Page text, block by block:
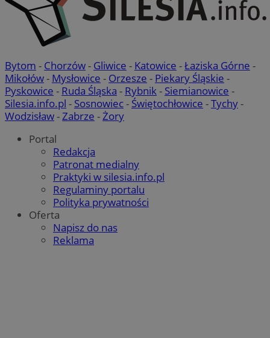
Bytom - Chorzów- Gliwice - Katowice -Łaziska Górne -
Mikołów- Mysłowice - Orzesze - Piekary Śląskie -
Pyskowice - Ruda Śląska - Rybnik- Siemianowice -
Silesia.info.pl - Sosnowiec- Świętochłowice -Tychy-
Wodzisław-Zabrze -Żory
Portal
Redakcja
Patronat medialny
Praktyki w silesia.info.pl
Regulaminy portalu
Polityka prywatności
Oferta
Napisz do nas
Reklama